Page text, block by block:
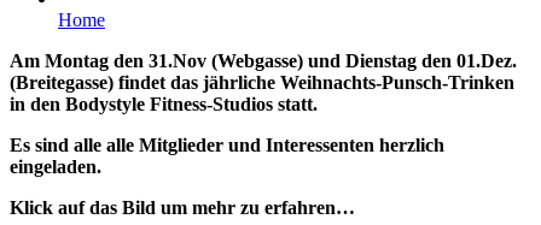
Home
Am Montag den 31.Nov (Webgasse) und Dienstag den 01.Dez.
(Breitegasse) findet das jährliche Weihnachts-Punsch-Trinken
in den Bodystyle Fitness-Studios statt.
Es sind alle alle Mitglieder und Interessenten herzlich
eingeladen.
Klick auf das Bild um mehr zu erfahren…